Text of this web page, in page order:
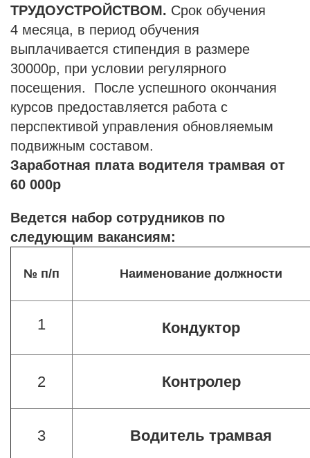
ТРУДОУСТРОЙСТВОМ. Срок обучения
4 месяца, в период обучения
выплачивается стипендия в размере
30000р, при условии регулярного
посещения. После успешного окончания
курсов предоставляется работа с
перспективой управления обновляемым
подвижным составом.
Заработная плата водителя трамвая от
60 000р
Ведется набор сотрудников по
следующим вакансиям:
№ п/п Наименование должности
1 Кондуктор
2 Контролер
3 Водитель трамвая